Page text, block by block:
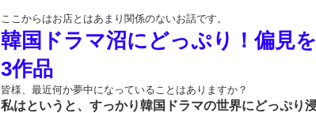
ここからはお店とはあまり関係のないお話です。
韓国ドラマ沼にどっぷり！偏見
3作品
皆様、最近何か夢中になっていることはありますか？
私はというと、すっかり韓国ドラマの世界にどっぷり